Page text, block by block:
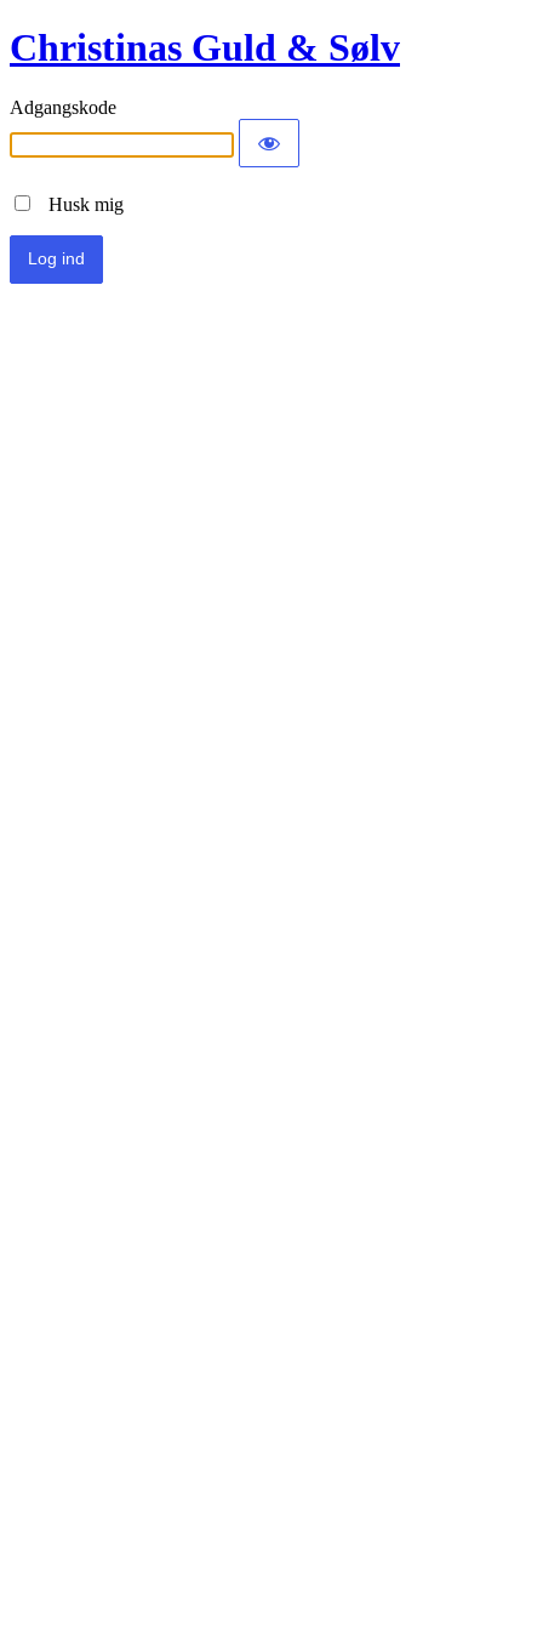
Christinas Guld & Sølv
Adgangskode
Husk mig